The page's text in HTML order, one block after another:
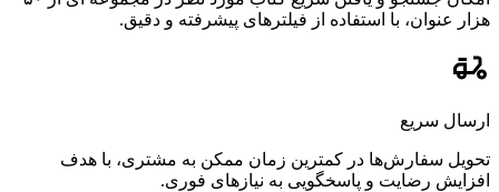
هزار عنوان، با استفاده از فیلترهای پیشرفته و دقیق.
ارسال سریع
تحویل سفارش‌ها در کمترین زمان ممکن به مشتری، با هدف
افزایش رضایت و پاسخگویی به نیازهای فوری.